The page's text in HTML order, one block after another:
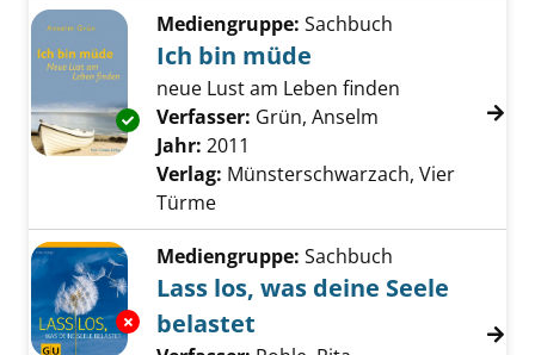
Exemplar-Details von Ich bin müde anzeigen
Mediengruppe: Sachbuch
Ich bin müde
neue Lust am Leben finden
Verfasser: Grün, Anselm Suche nach
Jahr: 2011
Verlag: Münsterschwarzach, Vier
Türme
Exemplar-Details von Lass los, was deine
Mediengruppe: Sachbuch
Lass los, was deine Seele
belastet